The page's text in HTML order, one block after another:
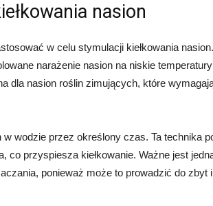
nasion
w celu stymulacji kiełkowania
narażenie nasion na niskie
dla nasion roślin zimujących, które
wodzie przez określony czas. Ta technika
co przyspiesza kiełkowanie. Ważne jest
ponieważ może to prowadzić do zbyt